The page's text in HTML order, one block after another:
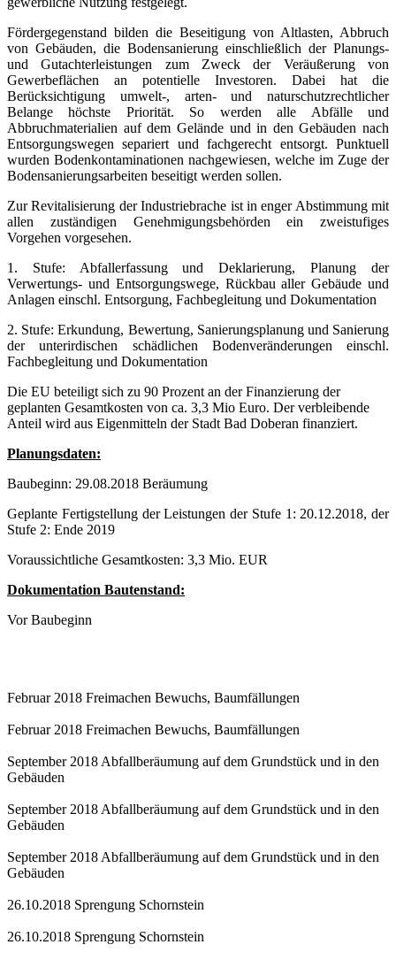
Fördergegenstand bilden die Beseitigung von Altlasten, Abbruch
von Gebäuden, die Bodensanierung einschließlich der Planungs-
und Gutachterleistungen zum Zweck der Veräußerung von
Gewerbeflächen an potentielle Investoren. Dabei hat die
Berücksichtigung umwelt-, arten- und naturschutzrechtlicher
Belange höchste Priorität. So werden alle Abfälle und
Abbruchmaterialien auf dem Gelände und in den Gebäuden nach
Entsorgungswegen separiert und fachgerecht entsorgt. Punktuell
wurden Bodenkontaminationen nachgewiesen, welche im Zuge der
Bodensanierungsarbeiten beseitigt werden sollen.
Zur Revitalisierung der Industriebrache ist in enger Abstimmung mit
allen zuständigen Genehmigungsbehörden ein zweistufiges
Vorgehen vorgesehen.
1. Stufe: Abfallerfassung und Deklarierung, Planung der
Verwertungs- und Entsorgungswege, Rückbau aller Gebäude und
Anlagen einschl. Entsorgung, Fachbegleitung und Dokumentation
2. Stufe: Erkundung, Bewertung, Sanierungsplanung und Sanierung
der unterirdischen schädlichen Bodenveränderungen einschl.
Fachbegleitung und Dokumentation
Die EU beteiligt sich zu 90 Prozent an der Finanzierung der
geplanten Gesamtkosten von ca. 3,3 Mio Euro. Der verbleibende
Anteil wird aus Eigenmitteln der Stadt Bad Doberan finanziert.
Planungsdaten:
Baubeginn: 29.08.2018 Beräumung
Geplante Fertigstellung der Leistungen der Stufe 1: 20.12.2018, der
Stufe 2: Ende 2019
Voraussichtliche Gesamtkosten: 3,3 Mio. EUR
Dokumentation Bautenstand:
Vor Baubeginn
Februar 2018 Freimachen Bewuchs, Baumfällungen
Februar 2018 Freimachen Bewuchs, Baumfällungen
September 2018 Abfallberäumung auf dem Grundstück und in den
Gebäuden
September 2018 Abfallberäumung auf dem Grundstück und in den
Gebäuden
September 2018 Abfallberäumung auf dem Grundstück und in den
Gebäuden
26.10.2018 Sprengung Schornstein
26.10.2018 Sprengung Schornstein